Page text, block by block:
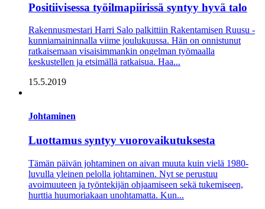
Positiivisessa työilmapiirissä syntyy hyvä talo
Rakennusmestari Harri Salo palkittiin Rakentamisen Ruusu -
kunniamaininnalla viime joulukuussa. Hän on onnistunut
ratkaisemaan visaisimmankin ongelman työmaalla
keskustellen ja etsimällä ratkaisua. Haa...
15.5.2019
Johtaminen
Luottamus syntyy vuorovaikutuksesta
Tämän päivän johtaminen on aivan muuta kuin vielä 1980-
luvulla yleinen pelolla johtaminen. Nyt se perustuu
avoimuuteen ja työntekijän ohjaamiseen sekä tukemiseen,
hurttia huumoriakaan unohtamatta. Kun...